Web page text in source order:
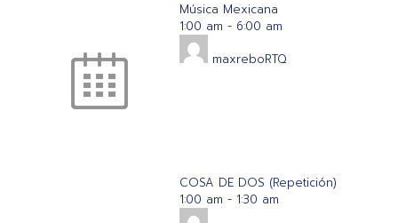
Música Mexicana
1:00 am - 6:00 am
maxreboRTQ
COSA DE DOS (Repetición)
1:00 am - 1:30 am